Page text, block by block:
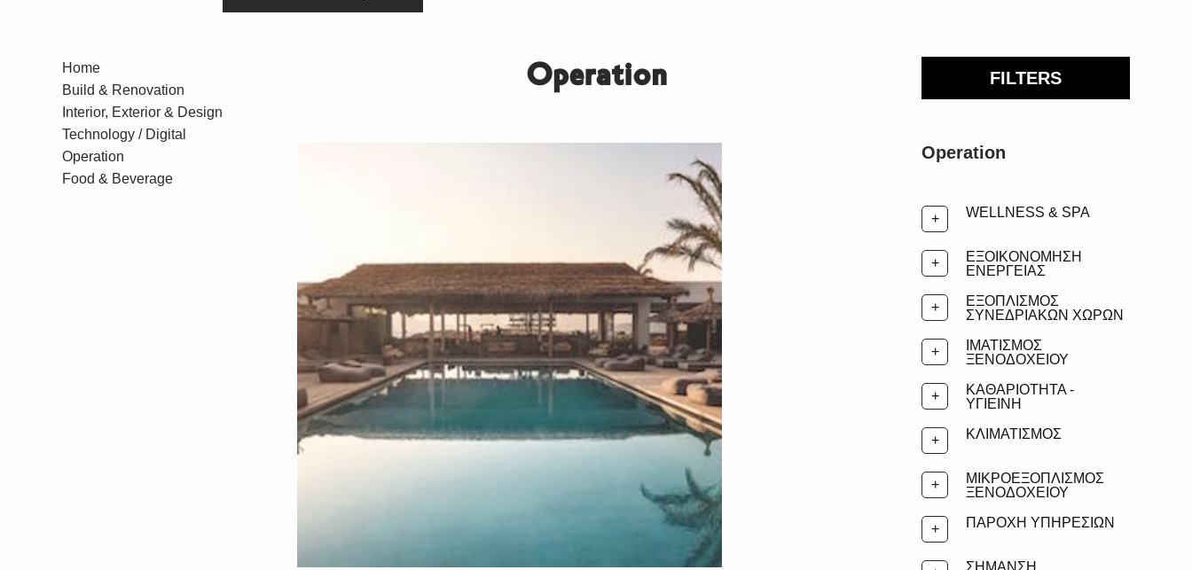
Home
Build & Renovation
Interior, Exterior & Design
Technology / Digital
Operation
Food & Beverage
Operation FILTERS
Operation
WELLNESS & SPA
ΕΞΟΙΚΟΝΟΜΗΣΗ
ΕΝΕΡΓΕΙΑΣ
ΕΞΟΠΛΙΣΜΟΣ
ΣΥΝΕΔΡΙΑΚΩΝ ΧΩΡΩΝ
ΙΜΑΤΙΣΜΟΣ
ΞΕΝΟΔΟΧΕΙΟΥ
ΚΑΘΑΡΙΟΤΗΤΑ -
ΥΓΙΕΙΝΗ
ΚΛΙΜΑΤΙΣΜΟΣ
ΜΙΚΡΟΕΞΟΠΛΙΣΜΟΣ
ΞΕΝΟΔΟΧΕΙΟΥ
ΠΑΡΟΧΗ ΥΠΗΡΕΣΙΩΝ
ΣΗΜΑΝΣΗ